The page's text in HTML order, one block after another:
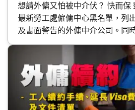
想請外傭又怕被中介伏？ 快而保
最新勞工處僱傭中心黑名單，列
及書面警告的外傭中介公司。同
查證牌照教學，助你避開黑店陷